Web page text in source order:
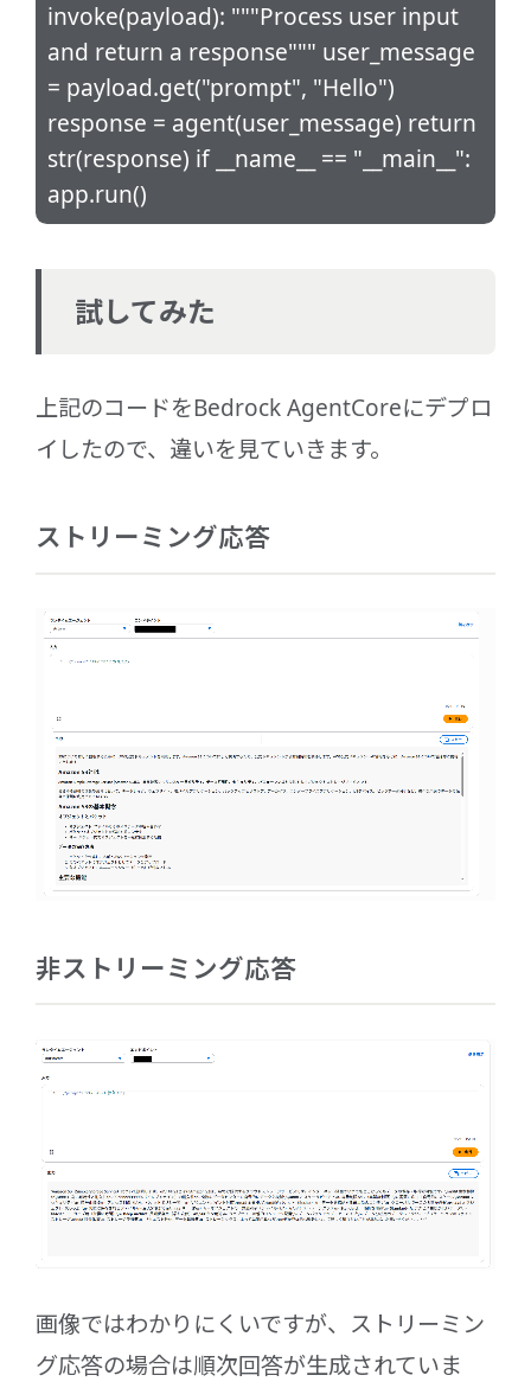
invoke(payload): """Process user input
and return a response""" user_message
= payload.get("prompt", "Hello")
response = agent(user_message) return
str(response) if __name__ == "__main__":
app.run()
試してみた
上記のコードをBedrock AgentCoreにデプロ
イしたので、違いを見ていきます。
ストリーミング応答
非ストリーミング応答
画像ではわかりにくいですが、ストリーミン
グ応答の場合は順次回答が生成されていま